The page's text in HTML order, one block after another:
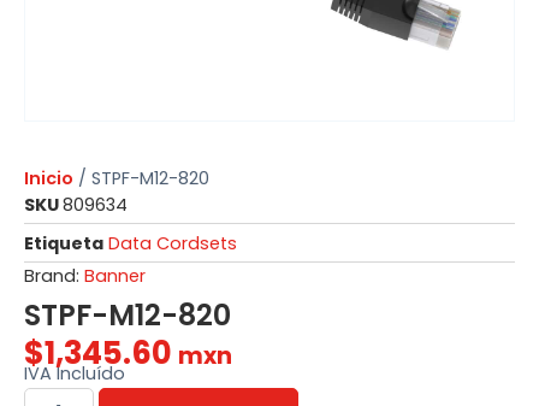
Inicio / STPF-M12-820
SKU809634
Etiqueta Data Cordsets
Brand: Banner
STPF-M12-820
$1,345.60 mxn
IVA Incluído